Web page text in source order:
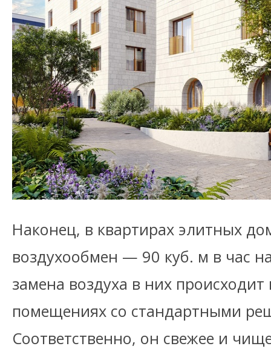
Наконец, в квартирах элитных
воздухообмен — 90 куб. м в час
замена воздуха в них
помещениях со стандартными
Соответственно, он свежее и